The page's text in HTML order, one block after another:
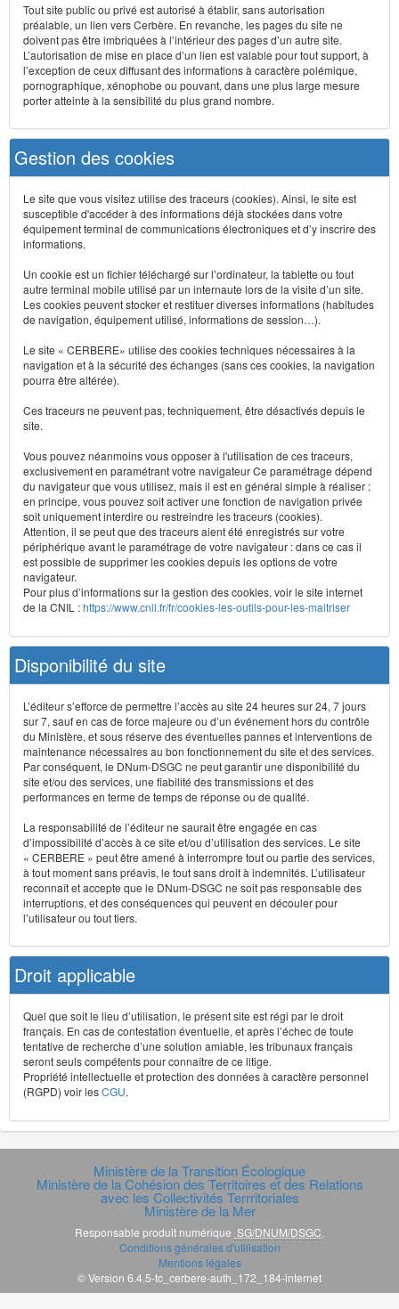
Tout site public ou privé est autorisé à établir, sans autorisation
préalable, un lien vers Cerbère. En revanche, les pages du site ne
doivent pas être imbriquées à l’intérieur des pages d’un autre site.
L’autorisation de mise en place d’un lien est valable pour tout support, à
l’exception de ceux diffusant des informations à caractère polémique,
pornographique, xénophobe ou pouvant, dans une plus large mesure
porter atteinte à la sensibilité du plus grand nombre.
Gestion des cookies
Le site que vous visitez utilise des traceurs (cookies). Ainsi, le site est
susceptible d'accéder à des informations déjà stockées dans votre
équipement terminal de communications électroniques et d’y inscrire des
informations.
Un cookie est un fichier téléchargé sur l’ordinateur, la tablette ou tout
autre terminal mobile utilisé par un internaute lors de la visite d’un site.
Les cookies peuvent stocker et restituer diverses informations (habitudes
de navigation, équipement utilisé, informations de session…).
Le site « CERBERE» utilise des cookies techniques nécessaires à la
navigation et à la sécurité des échanges (sans ces cookies, la navigation
pourra être altérée).
Ces traceurs ne peuvent pas, techniquement, être désactivés depuis le
site.
Vous pouvez néanmoins vous opposer à l'utilisation de ces traceurs,
exclusivement en paramétrant votre navigateur Ce paramétrage dépend
du navigateur que vous utilisez, mais il est en général simple à réaliser :
en principe, vous pouvez soit activer une fonction de navigation privée
soit uniquement interdire ou restreindre les traceurs (cookies).
Attention, il se peut que des traceurs aient été enregistrés sur votre
périphérique avant le paramétrage de votre navigateur : dans ce cas il
est possible de supprimer les cookies depuis les options de votre
navigateur.
Pour plus d’informations sur la gestion des cookies, voir le site internet
de la CNIL :https://www.cnil.fr/fr/cookies-les-outils-pour-les-maitriser
Disponibilité du site
L’éditeur s’efforce de permettre l’accès au site 24 heures sur 24, 7 jours
sur 7, sauf en cas de force majeure ou d’un événement hors du contrôle
du Ministère, et sous réserve des éventuelles pannes et interventions de
maintenance nécessaires au bon fonctionnement du site et des services.
Par conséquent, le DNum-DSGC ne peut garantir une disponibilité du
site et/ou des services, une fiabilité des transmissions et des
performances en terme de temps de réponse ou de qualité.
La responsabilité de l’éditeur ne saurait être engagée en cas
d’impossibilité d’accès à ce site et/ou d’utilisation des services. Le site
« CERBERE » peut être amené à interrompre tout ou partie des services,
à tout moment sans préavis, le tout sans droit à indemnités. L’utilisateur
reconnaît et accepte que le DNum-DSGC ne soit pas responsable des
interruptions, et des conséquences qui peuvent en découler pour
l’utilisateur ou tout tiers.
Droit applicable
Quel que soit le lieu d’utilisation, le présent site est régi par le droit
français. En cas de contestation éventuelle, et après l’échec de toute
tentative de recherche d’une solution amiable, les tribunaux français
seront seuls compétents pour connaître de ce litige.
Propriété intellectuelle et protection des données à caractère personnel
(RGPD) voir lesCGU.
Ministère de la Transition Écologique
Ministère de la Cohésion des Territoires et des Relations
avec les Collectivités Terrritoriales
Ministère de la Mer
Responsable produit numérique SG/DNUM/DSGC
Conditions générales d'utilisation
Mentions légales
© Version 6.4.5-tc_cerbere-auth_172_184-internet